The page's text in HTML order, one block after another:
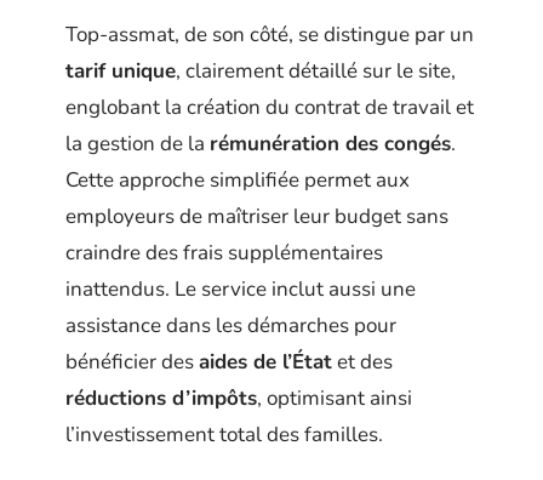
Top-assmat, de son côté, se distingue par un
tarif unique, clairement détaillé sur le site,
englobant la création du contrat de travail et
la gestion de la rémunération des congés.
Cette approche simplifiée permet aux
employeurs de maîtriser leur budget sans
craindre des frais supplémentaires
inattendus. Le service inclut aussi une
assistance dans les démarches pour
bénéficier desaides de l’Étatet des
réductions d’impôts, optimisant ainsi
l’investissement total des familles.